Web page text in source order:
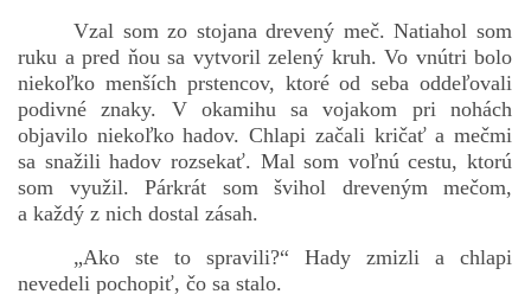
Vzal som zo stojana drevený meč. Natiahol som
ruku a pred ňou sa vytvoril zelený kruh. Vo vnútri bolo
niekoľko menších prstencov, ktoré od seba oddeľovali
podivné znaky. V okamihu sa vojakom pri nohách
objavilo niekoľko hadov. Chlapi začali kričať a mečmi
sa snažili hadov rozsekať. Mal som voľnú cestu, ktorú
som využil. Párkrát som švihol dreveným mečom,
a každý z nich dostal zásah.
„Ako ste to spravili?“ Hady zmizli a chlapi
nevedeli pochopiť, čo sa stalo.